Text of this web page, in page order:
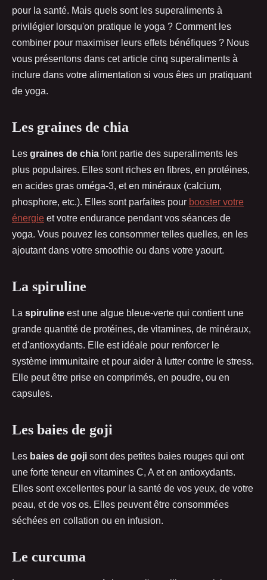
pour la santé. Mais quels sont les superaliments à
privilégier lorsqu'on pratique le yoga ? Comment les
combiner pour maximiser leurs effets bénéfiques ? Nous
vous présentons dans cet article cinq superaliments à
inclure dans votre alimentation si vous êtes un pratiquant
de yoga.
Les graines de chia
Les graines de chia font partie des superaliments les
plus populaires. Elles sont riches en fibres, en protéines,
en acides gras oméga-3, et en minéraux (calcium,
phosphore, etc.). Elles sont parfaites pour booster votre
énergie et votre endurance pendant vos séances de
yoga. Vous pouvez les consommer telles quelles, en les
ajoutant dans votre smoothie ou dans votre yaourt.
La spiruline
La spiruline est une algue bleue-verte qui contient une
grande quantité de protéines, de vitamines, de minéraux,
et d'antioxydants. Elle est idéale pour renforcer le
système immunitaire et pour aider à lutter contre le stress.
Elle peut être prise en comprimés, en poudre, ou en
capsules.
Les baies de goji
Les baies de goji sont des petites baies rouges qui ont
une forte teneur en vitamines C, A et en antioxydants.
Elles sont excellentes pour la santé de vos yeux, de votre
peau, et de vos os. Elles peuvent être consommées
séchées en collation ou en infusion.
Le curcuma